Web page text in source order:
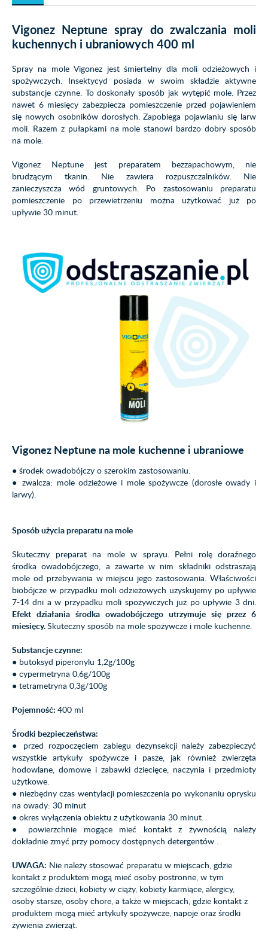
Vigonez Neptune spray do zwalczania moli
kuchennych i ubraniowych 400 ml
Spray na mole Vigonez jest śmiertelny dla moli odzieżowych i
spożywczych. Insektycyd posiada w swoim składzie aktywne
substancje czynne. To doskonały sposób jak wytępić mole. Przez
nawet 6 miesięcy zabezpiecza pomieszczenie przed pojawieniem
się nowych osobników dorosłych. Zapobiega pojawianiu się larw
moli. Razem z pułapkami na mole stanowi bardzo dobry sposób
na mole.
Vigonez Neptune jest preparatem bezzapachowym, nie
brudzącym tkanin. Nie zawiera rozpuszczalników. Nie
zanieczyszcza wód gruntowych. Po zastosowaniu preparatu
pomieszczenie po przewietrzeniu można użytkować już po
upływie 30 minut.
Vigonez Neptune na mole kuchenne i ubraniowe
● środek owadobójczy o szerokim zastosowaniu.
● zwalcza: mole odzieżowe i mole spożywcze (dorosłe owady i
larwy).
Sposób użycia preparatu na mole
Skuteczny preparat na mole w sprayu. Pełni rolę doraźnego
środka owadobójczego, a zawarte w nim składniki odstraszają
mole od przebywania w miejscu jego zastosowania. Właściwości
biobójcze w przypadku moli odzieżowych uzyskujemy po upływie
7-14 dni a w przypadku moli spożywczych już po upływie 3 dni.
Efekt działania środka owadobójczego utrzymuje się przez 6
miesięcy.Skuteczny sposób na mole spożywcze i mole kuchenne.
Substancje czynne:
● butoksyd piperonylu 1,2g/100g
● cypermetryna 0,6g/100g
● tetrametryna 0,3g/100g
Pojemność: 400 ml
Środki bezpieczeństwa:
● przed rozpoczęciem zabiegu dezynsekcji należy zabezpieczyć
wszystkie artykuły spożywcze i pasze, jak również zwierzęta
hodowlane, domowe i zabawki dziecięce, naczynia i przedmioty
użytkowe.
● niezbędny czas wentylacji pomieszczenia po wykonaniu oprysku
na owady: 30 minut
● okres wyłączenia obiektu z użytkowania 30 minut.
● powierzchnie mogące mieć kontakt z żywnością należy
dokładnie zmyć przy pomocy dostępnych detergentów .
UWAGA: Nie należy stosować preparatu w miejscach, gdzie
kontakt z produktem mogą mieć osoby postronne, w tym
szczególnie dzieci, kobiety w ciąży, kobiety karmiące, alergicy,
osoby starsze, osoby chore, a także w miejscach, gdzie kontakt z
produktem mogą mieć artykuły spożywcze, napoje oraz środki
żywienia zwierząt.